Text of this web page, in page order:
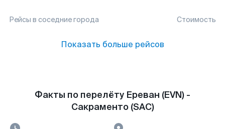
Рейсы в соседние города Стоимость
Показать больше рейсов
Факты по перелёту Ереван (EVN) -
Сакраменто (SAC)